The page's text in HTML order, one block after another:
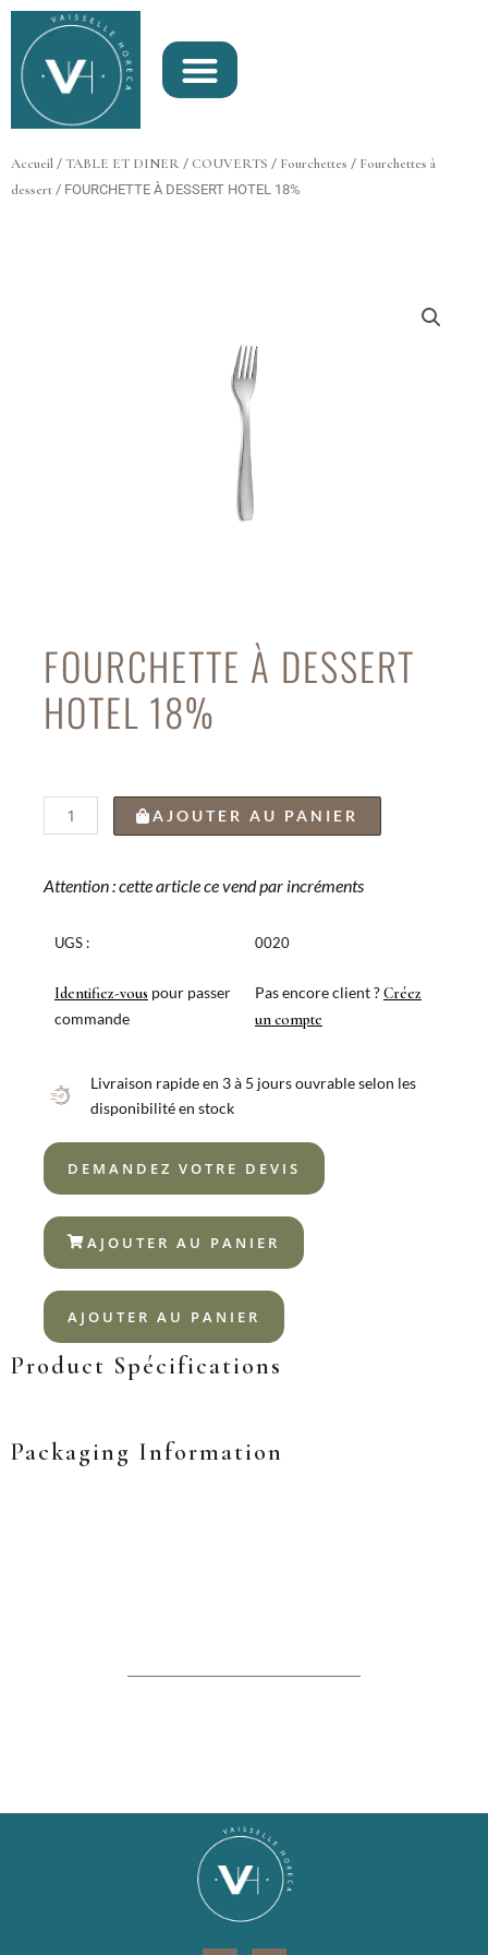
Aller
contenu
Accueil / TABLE ET DINER / COUVERTS / Fourchettes / Fourchettes à
dessert / FOURCHETTE À DESSERT HOTEL 18%
FOURCHETTE À DESSERT
HOTEL 18%
quantité
de
À
HOTEL
AJOUTER AU PANIER
Attention : cette article ce vend par incréments
UGS :
Identifiez-vous pour passer
commande
0020
Pas encore client ?Créez
un compte
Livraison rapide en 3 à 5 jours ouvrable selon les
disponibilité en stock
DEMANDEZ VOTRE DEVIS
AJOUTER AU PANIER
AJOUTER AU PANIER
Product Spécifications
Packaging Information